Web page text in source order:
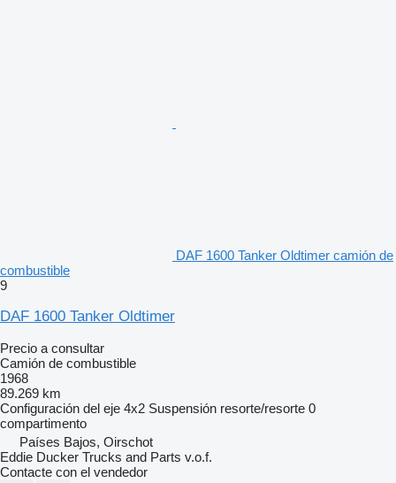
DAF 1600 Tanker Oldtimer camión de
combustible
9
DAF 1600 Tanker Oldtimer
Precio a consultar
Camión de combustible
1968
89.269 km
Configuración del eje 4x2 Suspensión resorte/resorte 0
compartimento
Países Bajos, Oirschot
Eddie Ducker Trucks and Parts v.o.f.
Contacte con el vendedor